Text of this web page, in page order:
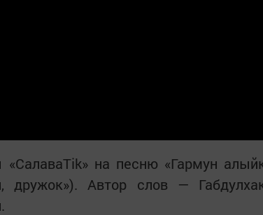
на песню «Гармун
дружок»). Автор слов —